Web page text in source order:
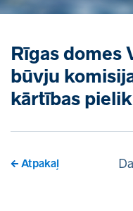
Rīgas domes
būvju
kārtības
Atpakaļ